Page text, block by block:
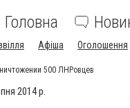
Головна
Афіша Оголошення
500 ЛНРовцев
2014 р.